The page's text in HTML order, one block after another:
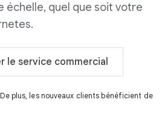
échelle, quel que soit votre
le service commercial
plus, les nouveaux clients bénéficient de